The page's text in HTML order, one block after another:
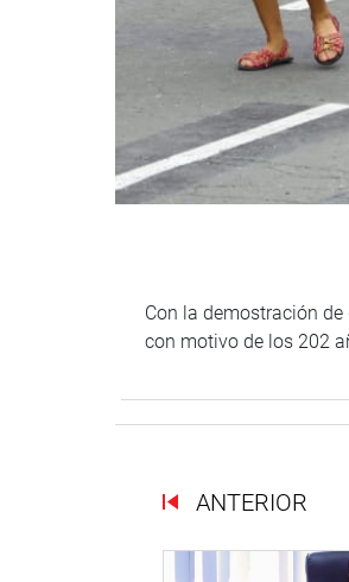
Con la demostración
con motivo de los 202
ANTERIOR